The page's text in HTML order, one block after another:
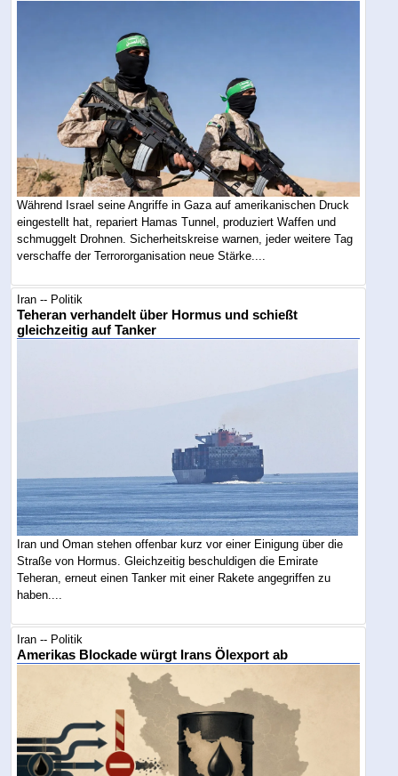
Während Israel seine Angriffe in Gaza auf amerikanischen Druck
eingestellt hat, repariert Hamas Tunnel, produziert Waffen und
schmuggelt Drohnen. Sicherheitskreise warnen, jeder weitere Tag
verschaffe der Terrororganisation neue Stärke....
Iran -- Politik
Teheran verhandelt über Hormus und schießt
gleichzeitig auf Tanker
Iran und Oman stehen offenbar kurz vor einer Einigung über die
Straße von Hormus. Gleichzeitig beschuldigen die Emirate
Teheran, erneut einen Tanker mit einer Rakete angegriffen zu
haben....
Iran -- Politik
Amerikas Blockade würgt Irans Ölexport ab